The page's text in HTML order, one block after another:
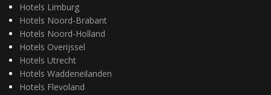
Hotels Limburg
Hotels Noord-Brabant
Hotels Noord-Holland
Hotels Overijssel
Hotels Utrecht
Hotels Waddeneilanden
Hotels Flevoland